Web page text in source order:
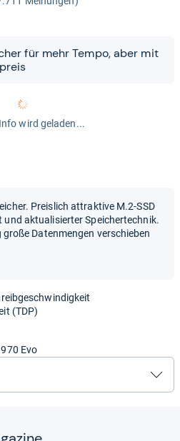
für mehr Tempo, aber mit
wird geladen...
Preislich attraktive M.2-SSD
und aktualisierter Speichertechnik.
Datenmengen verschieben
(TDP)
Evo